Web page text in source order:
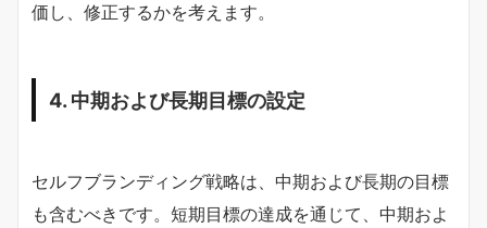
価し、修正するかを考えます。
4. 中期および長期目標の設定
セルフブランディング戦略は、中期および長期の目標
も含むべきです。短期目標の達成を通じて、中期およ